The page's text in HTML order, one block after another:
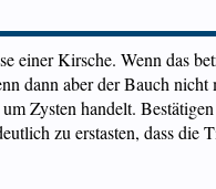
einer Kirsche. Wenn das
dann aber der Bauch
Zysten handelt.
zu erstasten, dass die